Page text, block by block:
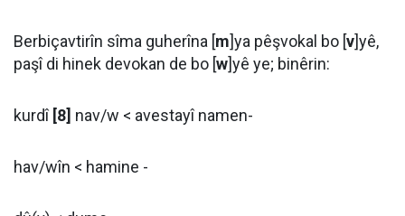
Berbiçavtirîn sîma guherîna [m]ya pêşvokal bo [v]yê,
paşî di hinek devokan de bo [w]yê ye; binêrin:
kurdî [8] nav/w < avestayî namen-
hav/wîn < hamine -